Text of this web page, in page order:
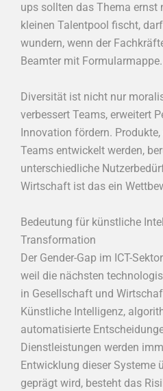
ups sollten das Thema ernst
kleinen Talentpool fischt,
wundern, wenn der
Beamter mit Formularmappe.
Diversität ist nicht nur
verbessert Teams, erweitert
Innovation fördern.
Teams entwickelt werden,
unterschiedliche
Wirtschaft ist das ein
Bedeutung für künstliche
Transformation
Der Gender-Gap im ICT-
weil die nächsten
in Gesellschaft und
Künstliche Intelligenz,
automatisierte
Dienstleistungen werden
Entwicklung dieser Systeme
geprägt wird, besteht das